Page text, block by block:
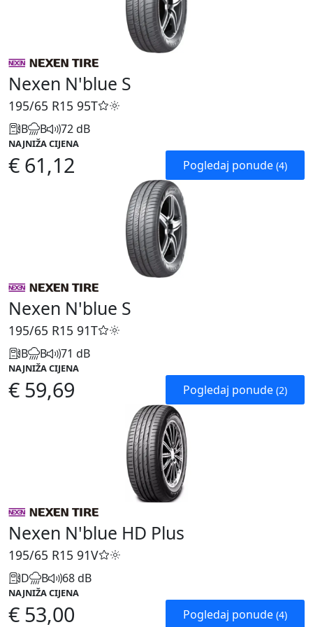
Nexen N'blue S
195/65 R15 95T
B B 72 dB
NAJNIŽA CIJENA
€ 61,12 Pogledaj ponude (4)
Nexen N'blue S
195/65 R15 91T
B B 71 dB
NAJNIŽA CIJENA
€ 59,69 Pogledaj ponude (2)
Nexen N'blue HD Plus
195/65 R15 91V
D B 68 dB
NAJNIŽA CIJENA
€ 53,00 Pogledaj ponude (4)